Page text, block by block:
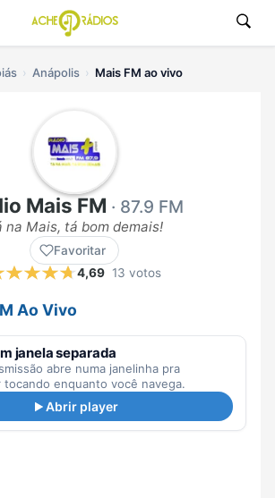
Anápolis Mais FM ao vivo
Mais FM · 87.9 FM
na Mais, tá bom demais!
Favoritar
4,69 13 votos
Ao Vivo
janela separada
abre numa janelinha pra
tocando enquanto você navega.
Abrir player